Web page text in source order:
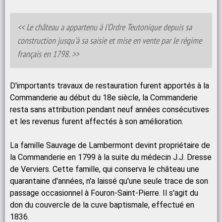
Le château a appartenu à l'Ordre Teutonique depuis sa
construction jusqu'à sa saisie et mise en vente par le régime
français en 1798.
D'importants travaux de restauration furent apportés à la
Commanderie au début du 18e siècle, la Commanderie
resta sans attribution pendant neuf années consécutives
et les revenus furent affectés à son amélioration.
La famille Sauvage de Lambermont devint propriétaire de
la Commanderie en 1799 à la suite du médecin J.J. Dresse
de Verviers. Cette famille, qui conserva le château une
quarantaine d'années, n'a laissé qu'une seule trace de son
passage occasionnel à Fouron-Saint-Pierre. Il s'agit du
don du couvercle de la cuve baptismale, effectué en
1836.